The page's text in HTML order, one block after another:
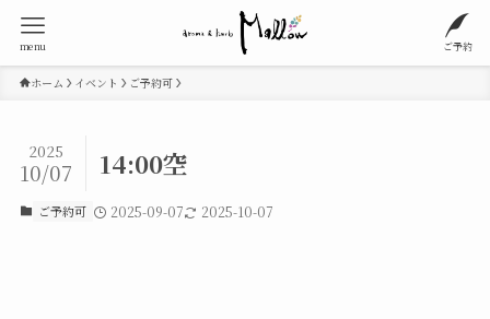
ご予約
menu
ホーム イベント ご予約可
14:00空
2025
10/07
ご予約可 2025-09-07 2025-10-07